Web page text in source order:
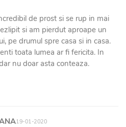
de prost si se rup in mai
si am pierdut aproape un
pe drumul spre casa si in casa.
toata lumea ar fi fericita. In
nu doar asta conteaza.
19-01-2020